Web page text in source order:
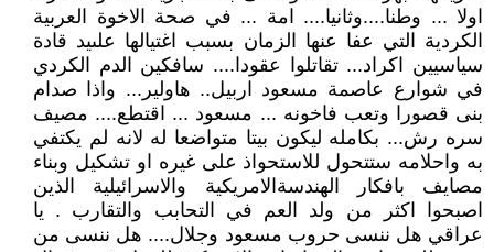
اولا ... وطنا....وثانيا.... امة ... في صحة الاخوة العربية
الكردية التي عفا عنها الزمان بسبب اغتيالها علىيد قادة
سياسيين اكراد... تقاتلوا عقودا.... سافكين الدم الكردي
في شوارع عاصمة مسعود اربيل.. هاولير... واذا صدام
بنى قصورا وتعب فاخونه ... مسعود ... اقتطع.... مصيف
سره رش... بكامله ليكون بيتا متواضعا له لانه لم يكتفي
به واحلامه ستتحول للاستحواذ على غيره او تشكيل وبناء
مصايف بافكار الهندسةالامريكية والاسرائيلية الذين
اصبحوا اكثر من ولد العم في التحابب والتقارب . يا
عراقي هل ننسى حروب مسعود وجلال.... هل ننسى من